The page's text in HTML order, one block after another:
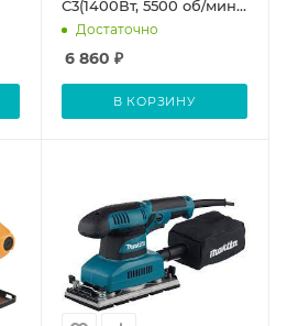
C3(1400Вт, 5500 об/мин,
диск 185 мм, глубина
Достаточно
6 860 ₽
В КОРЗИНУ